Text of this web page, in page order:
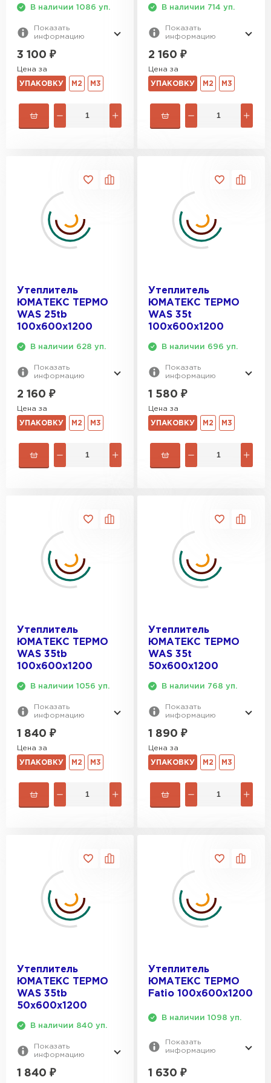
В наличии 1086 уп.
Показать
информацию
3 100 ₽
Цена за
УПАКОВКУ М2 М3
В наличии 714 уп.
Показать
информацию
2 160 ₽
Цена за
УПАКОВКУ М2 М3
Утеплитель
ЮМАТЕКС ТЕРМО
WAS 25tb
100х600х1200
В наличии 628 уп.
Показать
информацию
2 160 ₽
Цена за
УПАКОВКУ М2 М3
Утеплитель
ЮМАТЕКС ТЕРМО
WAS 35t
100х600х1200
В наличии 696 уп.
Показать
информацию
1 580 ₽
Цена за
УПАКОВКУ М2 М3
Утеплитель
ЮМАТЕКС ТЕРМО
WAS 35tb
100х600х1200
В наличии 1056 уп.
Показать
информацию
1 840 ₽
Цена за
УПАКОВКУ М2 М3
Утеплитель
ЮМАТЕКС ТЕРМО
WAS 35t
50х600х1200
В наличии 768 уп.
Показать
информацию
1 890 ₽
Цена за
УПАКОВКУ М2 М3
Утеплитель
ЮМАТЕКС ТЕРМО
WAS 35tb
50х600х1200
В наличии 840 уп.
Показать
информацию
1 840 ₽
Утеплитель
ЮМАТЕКС ТЕРМО
Fatio 100х600х1200
В наличии 1098 уп.
Показать
информацию
1 630 ₽
Утеплитель Izolife
ПЕРЕЙТИ